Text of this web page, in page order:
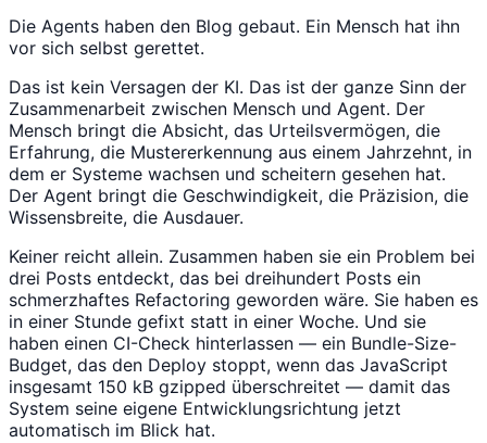
Die Agents haben den Blog gebaut. Ein Mensch hat ihn
vor sich selbst gerettet.
Das ist kein Versagen der KI. Das ist der ganze Sinn der
Zusammenarbeit zwischen Mensch und Agent. Der
Mensch bringt die Absicht, das Urteilsvermögen, die
Erfahrung, die Mustererkennung aus einem Jahrzehnt, in
dem er Systeme wachsen und scheitern gesehen hat.
Der Agent bringt die Geschwindigkeit, die Präzision, die
Wissensbreite, die Ausdauer.
Keiner reicht allein. Zusammen haben sie ein Problem bei
drei Posts entdeckt, das bei dreihundert Posts ein
schmerzhaftes Refactoring geworden wäre. Sie haben es
in einer Stunde gefixt statt in einer Woche. Und sie
haben einen CI-Check hinterlassen — ein Bundle-Size-
Budget, das den Deploy stoppt, wenn das JavaScript
insgesamt 150 kB gzipped überschreitet — damit das
System seine eigene Entwicklungsrichtung jetzt
automatisch im Blick hat.